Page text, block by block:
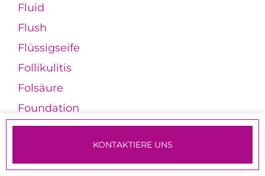
Fluid
Flush
Flüssigseife
Follikulitis
Folsäure
Foundation
Fraktionierte Laser
Freie Radikale
Frimator
TERMINE & ANMELDUNG
KONTAKTIERE UNS